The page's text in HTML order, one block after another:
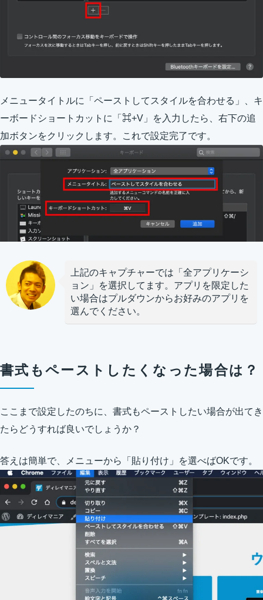
メニュータイトルに「ペーストしてスタイルを合わせる」、キ
ーボードショートカットに「⌘+V」を入力したら、右下の追
加ボタンをクリックします。これで設定完了です。
上記のキャプチャーでは「全アプリケーシ
ョン」を選択してます。アプリを限定した
い場合はプルダウンからお好みのアプリを
選んでください。
書式もペーストしたくなった場合は？
ここまで設定したのちに、書式もペーストしたい場合が出てき
たらどうすれば良いでしょうか？
答えは簡単で、メニューから「貼り付け」を選べばOKです。